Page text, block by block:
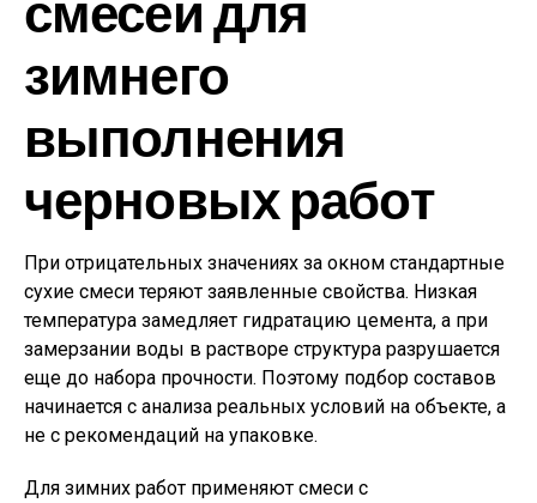
зимнего
выполнения
черновых работ
При отрицательных значениях за окном стандартные
сухие смеси теряют заявленные свойства. Низкая
температура замедляет гидратацию цемента, а при
замерзании воды в растворе структура разрушается
еще до набора прочности. Поэтому подбор составов
начинается с анализа реальных условий на объекте, а
не с рекомендаций на упаковке.
Для зимних работ применяют смеси с